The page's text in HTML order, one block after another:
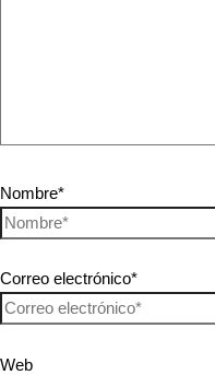
Nombre*
Correo electrónico*
Web